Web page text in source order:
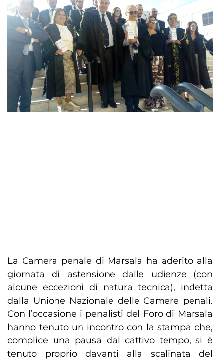
La Camera penale di Marsala ha aderito alla
giornata di astensione dalle udienze (con
alcune eccezioni di natura tecnica), indetta
dalla Unione Nazionale delle Camere penali.
Con l’occasione i penalisti del Foro di Marsala
hanno tenuto un incontro con la stampa che,
complice una pausa dal cattivo tempo, si è
tenuto proprio davanti alla scalinata del